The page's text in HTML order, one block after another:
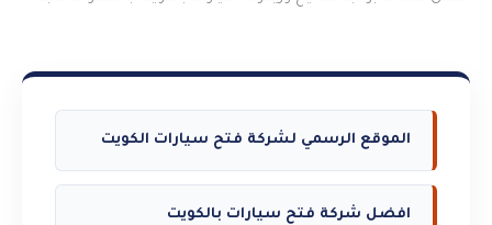
الموقع الرسمي لشركة فتح سيارات الكويت
افضل شركة فتح سيارات بالكويت